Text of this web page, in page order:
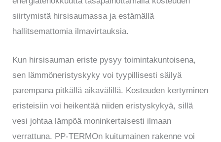
siirtymistä hirsisaumassa ja estämällä
hallitsemattomia ilmavirtauksia.
Kun hirsisauman eriste pysyy toimintakuntoisena,
sen lämmöneristyskyky voi tyypillisesti säilyä
parempana pitkällä aikavälillä. Kosteuden kertyminen
eristeisiin voi heikentää niiden eristyskykyä, sillä
vesi johtaa lämpöä moninkertaisesti ilmaan
verrattuna. PP-TERMOn kuitumainen rakenne voi